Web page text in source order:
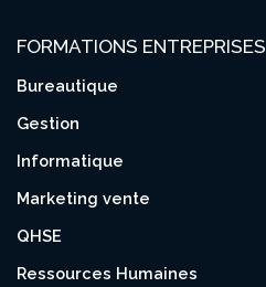
FORMATIONS ENTREPRISES
Bureautique
Gestion
Informatique
Marketing vente
QHSE
Ressources Humaines